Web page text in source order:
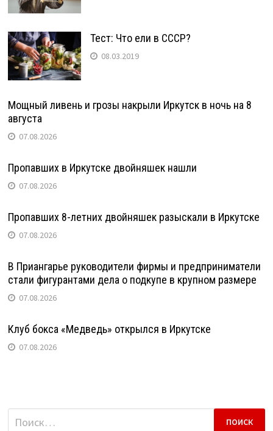
Тест: Что ели в СССР?
08.03.2019
Мощный ливень и грозы накрыли Иркутск в ночь на 8
августа
07.08.2026
Пропавших в Иркутске двойняшек нашли
07.08.2026
Пропавших 8-летних двойняшек разыскали в Иркутске
07.08.2026
В Приангарье руководители фирмы и предприниматели
стали фигурантами дела о подкупе в крупном размере
07.08.2026
Клуб бокса «Медведь» открылся в Иркутске
07.08.2026
Найти: